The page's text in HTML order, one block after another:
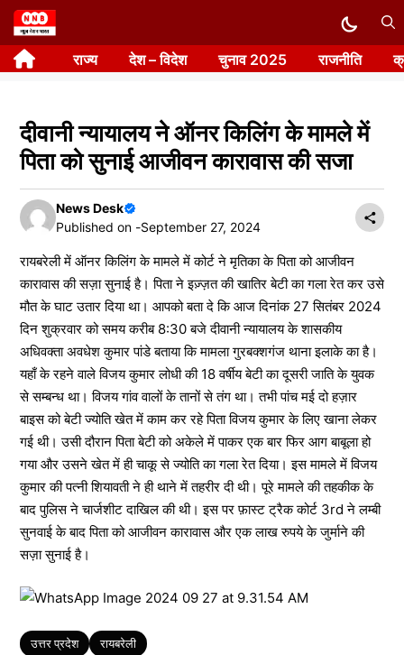
Skip
to
content राज्य देश – विदेश चुनाव 2025 राजनीति
दीवानी न्यायालय ने ऑनर किलिंग के मामले में
पिता को सुनाई आजीवन कारावास की सजा
News Desk
Published on -September 27, 2024
रायबरेली में ऑनर किलिंग के मामले में कोर्ट ने मृतिका के पिता को आजीवन
कारावास की सज़ा सुनाई है। पिता ने इज़्ज़त की खातिर बेटी का गला रेत कर उसे
मौत के घाट उतार दिया था। आपको बता दे कि आज दिनांक 27 सितंबर 2024
दिन शुक्रवार को समय करीब 8:30 बजे दीवानी न्यायालय के शासकीय
अधिवक्ता अवधेश कुमार पांडे बताया कि मामला गुरबक्शगंज थाना इलाके का है।
यहाँ के रहने वाले विजय कुमार लोधी की 18 वर्षीय बेटी का दूसरी जाति के युवक
से सम्बन्ध था। विजय गांव वालों के तानों से तंग था। तभी पांच मई दो हज़ार
बाइस को बेटी ज्योति खेत में काम कर रहे पिता विजय कुमार के लिए खाना लेकर
गई थी। उसी दौरान पिता बेटी को अकेले में पाकर एक बार फिर आग बाबूला हो
गया और उसने खेत में ही चाकू से ज्योति का गला रेत दिया। इस मामले में विजय
कुमार की पत्नी शियावती ने ही थाने में तहरीर दी थी। पूरे मामले की तहकीक के
बाद पुलिस ने चार्जशीट दाखिल की थी। इस पर फ़ास्ट ट्रैक कोर्ट 3rd ने लम्बी
सुनवाई के बाद पिता को आजीवन कारावास और एक लाख रुपये के जुर्माने की
सज़ा सुनाई है।
Tags
उत्तर प्रदेश रायबरेली